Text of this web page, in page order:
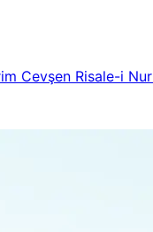
Cevşen Risale-i Nur